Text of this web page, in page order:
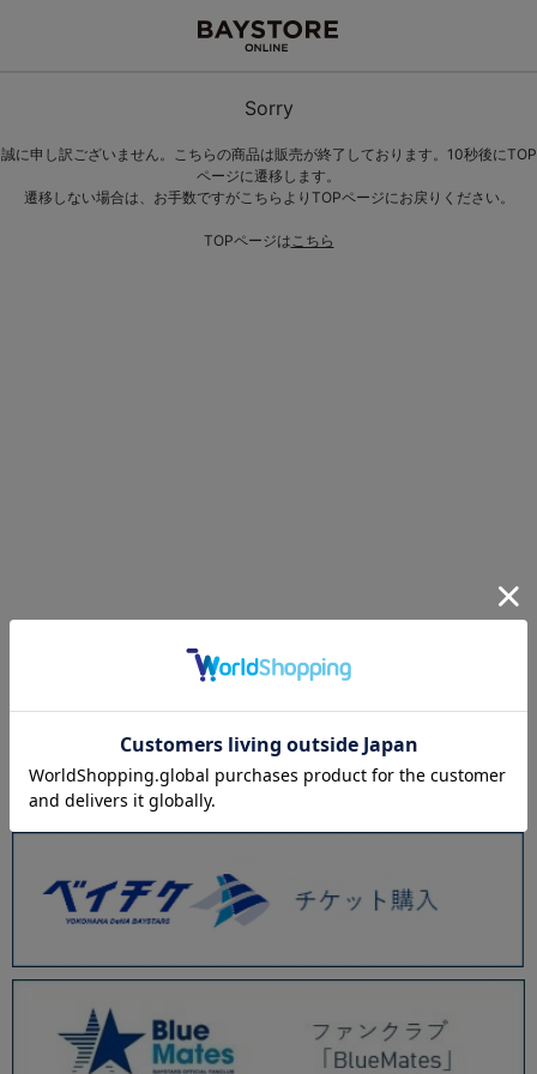
Sorry
誠に申し訳ございません。こちらの商品は販売が終了しております。10秒後にTOP
ページに遷移します。
遷移しない場合は、お手数ですがこちらよりTOPページにお戻りください。
TOPページはこちら